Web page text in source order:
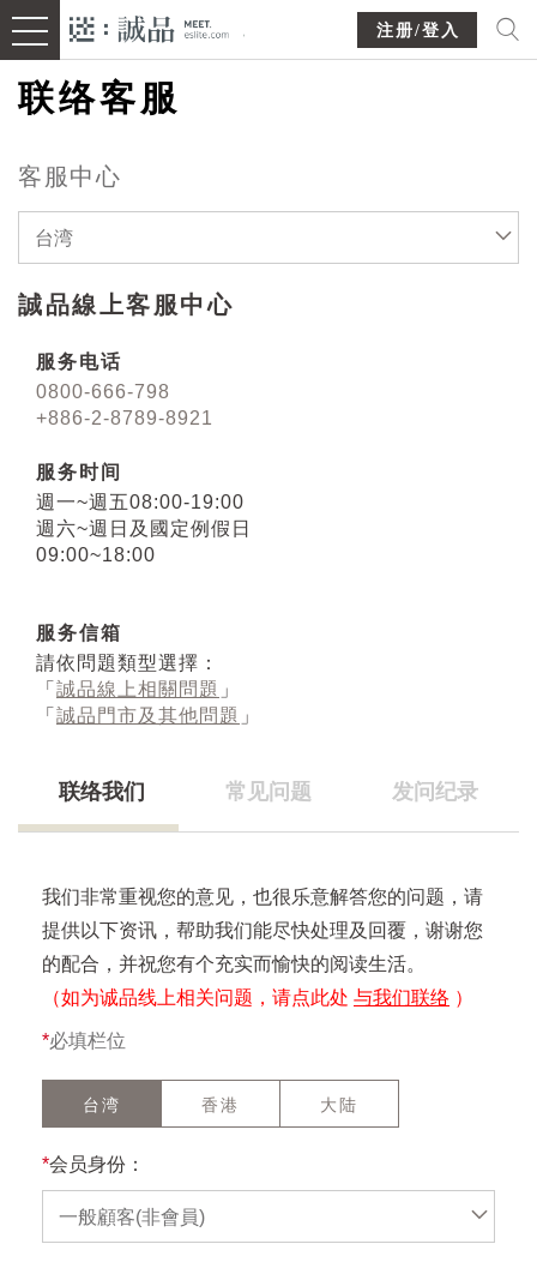
注册/登入
联络客服
客服中心
台湾
誠品線上客服中心
服务电话
0800-666-798
+886-2-8789-8921
服务时间
週一~週五08:00-19:00
週六~週日及國定例假日
09:00~18:00
服务信箱
請依問題類型選擇：
「 誠品線上相關問題 」
「 誠品門市及其他問題 」
联络我们 常见问题 发问纪录
我们非常重视您的意见，也很乐意解答您的问题，请
提供以下资讯，帮助我们能尽快处理及回覆，谢谢您
的配合，并祝您有个充实而愉快的阅读生活。
（如为诚品线上相关问题，请点此处 与我们联络 ）
*必填栏位
台湾 香港 大陆
*会员身份：
一般顧客(非會員)